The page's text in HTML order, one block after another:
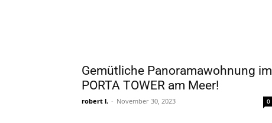
Gemütliche Panoramawohnung im
PORTA TOWER am Meer!
robert l. - November 30, 2023 0